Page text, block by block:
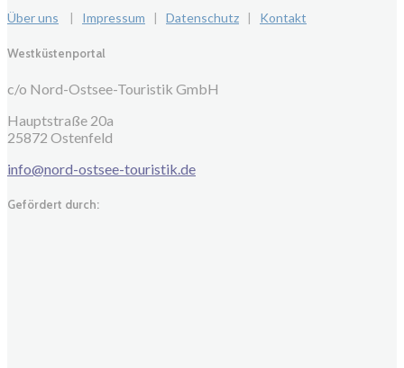
Über uns | Impressum | Datenschutz | Kontakt
Westküstenportal
c/o Nord-Ostsee-Touristik GmbH
Hauptstraße 20a
25872 Ostenfeld
info@nord-ostsee-touristik.de
Gefördert durch: